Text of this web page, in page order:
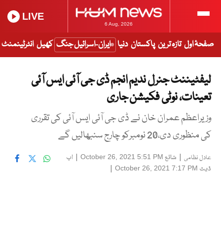
6 Aug, 2026
LIVE
صفحۂ اول تازہ ترین پاکستان دنیا ایران-اسرائیل جنگ کھیل انٹرٹینمنٹ
لیفٹیننٹ جنرل ندیم انجم ڈی جی آئی ایس آئی
تعینات، نوٹی فکیشن جاری
وزیراعظم عمران خان نے ڈی جی آئی ایس آئی کی تقرری
کی منظوری دی،20 نومبرکو چارج سنبھالیں گے
عادل نظامی | شائع October 26, 2021 5:51 PM
| اپ
ڈیٹ October 26, 2021 7:17 PM
|